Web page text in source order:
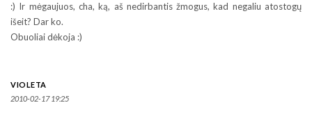
:) Ir mėgaujuos, cha, ką, aš nedirbantis žmogus, kad negaliu atostogų
išeit? Dar ko.
Obuoliai dėkoja :)
VIOLETA
2010-02-17 19:25